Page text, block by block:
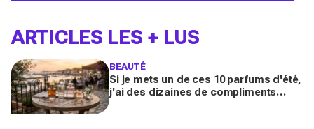
ARTICLES LES + LUS
BEAUTÉ
Si je mets un de ces 10 parfums d'été,
j'ai des dizaines de compliments